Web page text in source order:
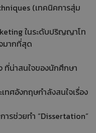
(เทคนิคการสุ่ม
ในระดับปริญญาโท
มากที่สุด
ที่น่าสนใจของนักศึกษา
ศอังกฤษกำลังสนใจเรื่อง
ารช่วยทำ “Dissertation”